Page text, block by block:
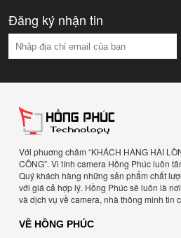
Đăng ký nhận tin
Với phuơng châm “KHÁCH HÀNG HÀI
CÔNG”. Vi tính camera Hồng Phúc luôn
Quý khách hàng những sản phẩm chất
với giá cả hợp lý. Hồng Phúc sẽ luôn là
và dịch vụ về camera, nhà thông minh tin
VỀ HỒNG PHÚC